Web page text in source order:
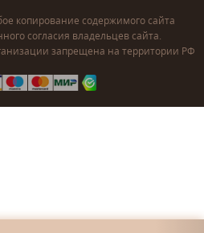
копирование содержимого сайта
согласия владельцев сайта.
запрещена на территории РФ